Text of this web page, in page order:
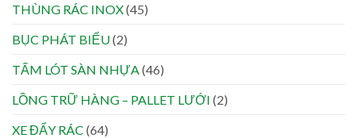
THÙNG RÁC INOX(45)
BỤC PHÁT BIỂU(2)
TẤM LÓT SÀN NHỰA(46)
LỒNG TRỮ HÀNG – PALLET LƯỚI (2)
XE ĐẨY RÁC (64)